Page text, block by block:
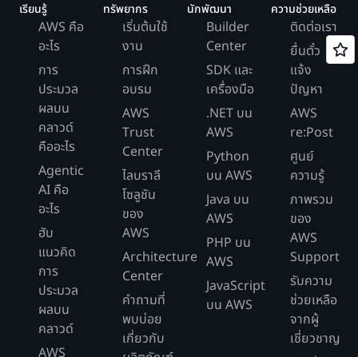
เรียนรู้
AWS คือ
อะไร
การ
ประมวล
ผลบน
คลาวด์
คืออะไร
Agentic
AI คือ
อะไร
ฮับ
แนวคิด
การ
ประมวล
ผลบน
คลาวด์
ทรัพยากร
เริ่มต้นใช้
งาน
การฝึก
อบรม
AWS
Trust
Center
ไลบราลี
โซลูชัน
ของ
AWS
Architecture
Center
คำถามที่
พบบ่อย
เกี่ยวกับ
นักพัฒนา
Builder
Center
SDK และ
เครื่องมือ
.NET บน
AWS
Python
บน AWS
Java บน
AWS
PHP บน
AWS
JavaScript
บน AWS
ความช่วยเหลือ
ติดต่อเรา
ยื่นตั๋ว
แจ้ง
ปัญหา
AWS
re:Post
ศูนย์
ความรู้
ภาพรวม
ของ
AWS
Support
รับความ
ช่วยเหลือ
จากผู้
เชี่ยวชาญ